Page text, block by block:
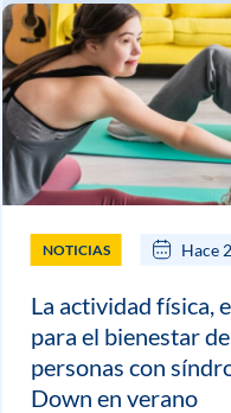
NOTICIAS Hace
La actividad física,
para el bienestar
personas con
Down en verano